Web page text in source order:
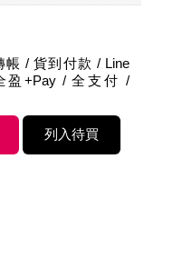
帳 / 貨到付款 / Line
盈+Pay / 全支付 /